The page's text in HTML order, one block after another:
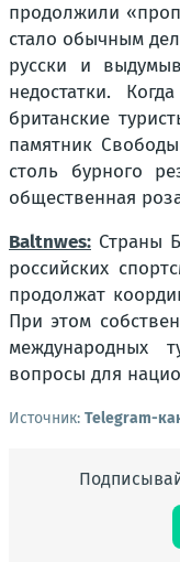
продолжили
стало обычным
русски и
недостатки.
британские
памятник
столь бурного
общественная
Baltnwes: Страны
российских
продолжат
При этом
международных
вопросы для
Источник: Telegram-